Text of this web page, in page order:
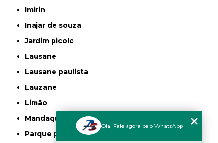
imirin
inajar de souza
jardim picolo
lausane
lausane paulista
lauzane
limão
mandaqui
parque peruche
Olá! Fale agora pelo WhatsApp